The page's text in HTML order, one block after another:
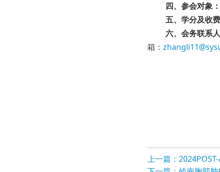
四、参会对象
五、学分及收
六、会务联系
箱： z
上一篇：